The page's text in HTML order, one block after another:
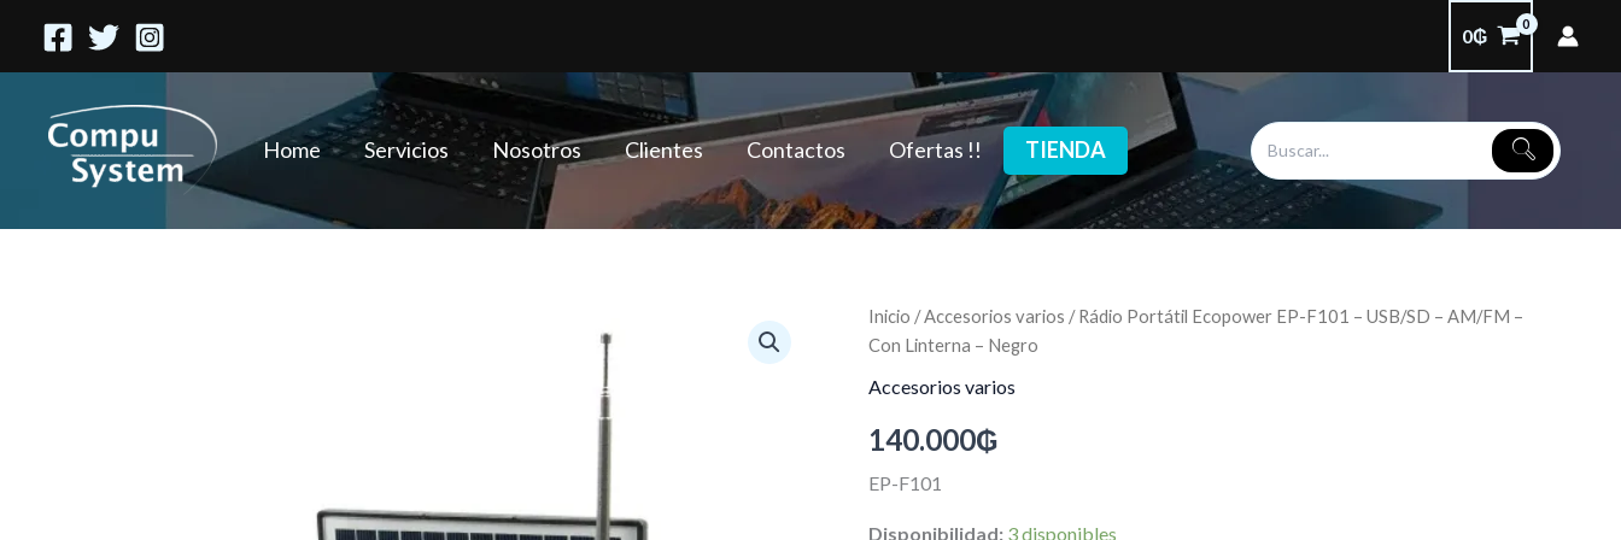
contenido
0₲
Home Servicios Nosotros Clientes Contactos Ofertas !! TIENDA
Inicio /Accesorios varios / Rádio Portátil Ecopower EP-F101 – USB/SD – AM/FM –
Con Linterna – Negro
Accesorios varios
140.000₲
EP-F101
Disponibilidad: 3 disponibles
Rádio
Portátil
EP-
-
USB/SD
-
-